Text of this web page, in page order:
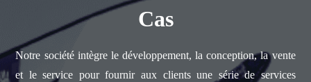
Cas
Notre société intègre le développement, la conception, la vente
et le service pour fournir aux clients une série de services